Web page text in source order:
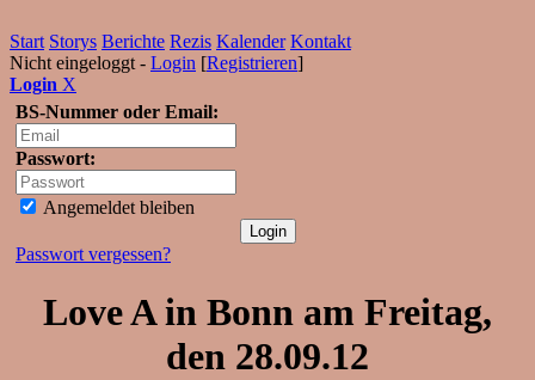
Start Storys Berichte Rezis Kalender Kontakt
Nicht eingeloggt - Login [Registrieren]
Login X
BS-Nummer oder Email:
Passwort:
Angemeldet bleiben
Passwort vergessen?
Love A in Bonn am Freitag,
den 28.09.12